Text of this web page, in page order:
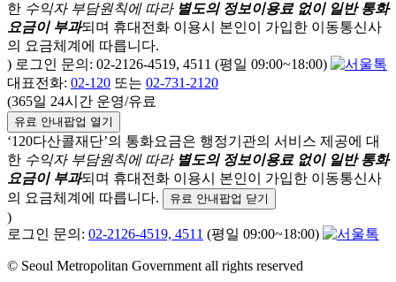
한 수익자 부담원칙에 따라 별도의 정보이용료 없이 일반 통화
요금이 부과되며 휴대전화 이용시 본인이 가입한 이동통신사
의 요금체계에 따릅니다.
) 로그인 문의: 02-2126-4519, 4511 (평일 09:00~18:00)
대표전화: 02-120 또는 02-731-2120
(365일 24시간 운영/유료
유료 안내팝업 열기
‘120다산콜재단’의 통화요금은 행정기관의 서비스 제공에 대
한 수익자 부담원칙에 따라 별도의 정보이용료 없이 일반 통화
요금이 부과되며 휴대전화 이용시 본인이 가입한 이동통신사
의 요금체계에 따릅니다.
유료 안내팝업 닫기
)
로그인 문의: 02-2126-4519, 4511 (평일 09:00~18:00)
© Seoul Metropolitan Government all rights reserved